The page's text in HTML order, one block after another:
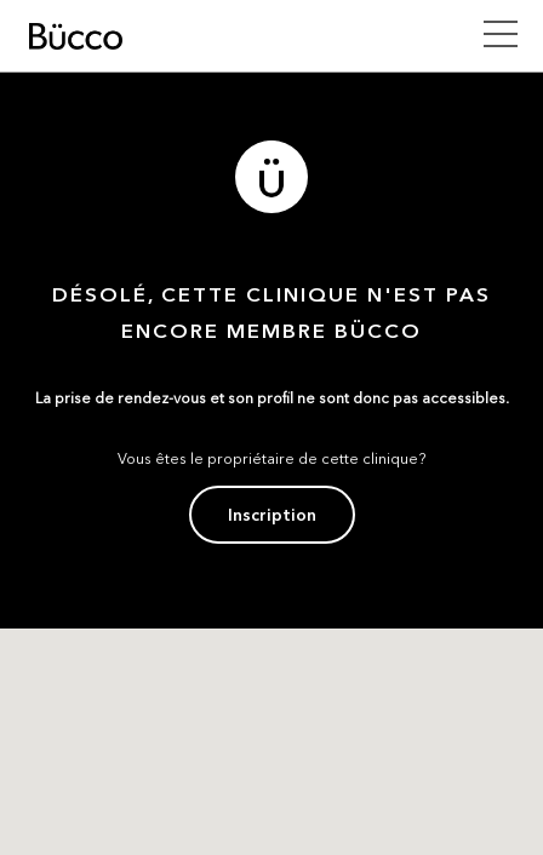
DÉSOLÉ, CETTE CLINIQUE N'EST PAS
ENCORE MEMBRE BÜCCO
La prise de rendez-vous et son profil ne sont donc pas accessibles.
Vous êtes le propriétaire de cette clinique?
Inscription